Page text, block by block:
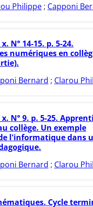
Philippe ; Capponi
N° 14-15. p. 5-24.
numériques en
Bernard ; Clarou
N° 9. p. 5-25.
collège. Un exemple
l'informatique dans
Bernard ; Clarou
Cycle